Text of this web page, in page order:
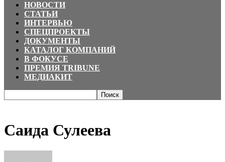
НОВОСТИ
СТАТЬИ
ИНТЕРВЬЮ
СПЕЦПРОЕКТЫ
ДОКУМЕНТЫ
КАТАЛОГ КОМПАНИЙ
В ФОКУСЕ
ПРЕМИЯ TRIBUNE
МЕДИАКИТ
Саида Сулеева